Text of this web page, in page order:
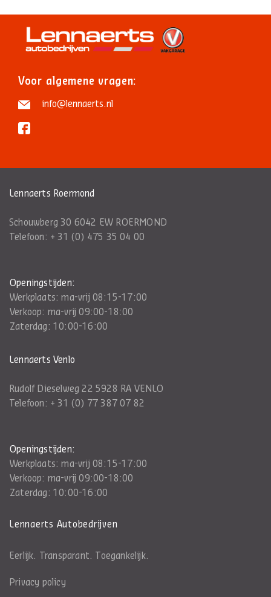
Voor algemene vragen:
info@lennaerts.nl
Lennaerts Roermond
Schouwberg 30 6042 EW ROERMOND
Telefoon: + 31 (0) 475 35 04 00
Openingstijden:
Werkplaats: ma-vrij 08:15-17:00
Verkoop: ma-vrij 09:00-18:00
Zaterdag: 10:00-16:00
Lennaerts Venlo
Rudolf Dieselweg 22 5928 RA VENLO
Telefoon: + 31 (0) 77 387 07 82
Openingstijden:
Werkplaats: ma-vrij 08:15-17:00
Verkoop: ma-vrij 09:00-18:00
Zaterdag: 10:00-16:00
Lennaerts Autobedrijven
Eerlijk. Transparant. Toegankelijk.
Privacy policy